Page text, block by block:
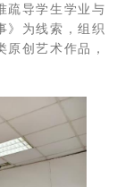
疏导学生学业与
》为线索，组织
原创艺术作品，